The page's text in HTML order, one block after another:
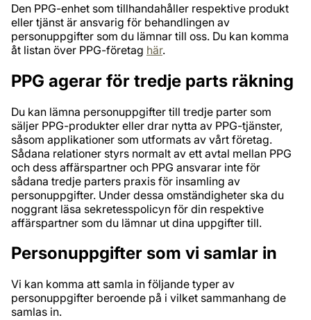
Den PPG-enhet som tillhandahåller respektive produkt
eller tjänst är ansvarig för behandlingen av
personuppgifter som du lämnar till oss. Du kan komma
åt listan över PPG-företag här.
PPG agerar för tredje parts räkning
Du kan lämna personuppgifter till tredje parter som
säljer PPG-produkter eller drar nytta av PPG-tjänster,
såsom applikationer som utformats av vårt företag.
Sådana relationer styrs normalt av ett avtal mellan PPG
och dess affärspartner och PPG ansvarar inte för
sådana tredje parters praxis för insamling av
personuppgifter. Under dessa omständigheter ska du
noggrant läsa sekretesspolicyn för din respektive
affärspartner som du lämnar ut dina uppgifter till.
Personuppgifter som vi samlar in
Vi kan komma att samla in följande typer av
personuppgifter beroende på i vilket sammanhang de
samlas in.